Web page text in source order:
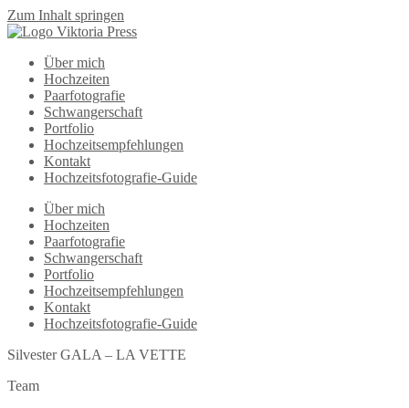
Zum Inhalt springen
Über mich
Hochzeiten
Paarfotografie
Schwangerschaft
Portfolio
Hochzeitsempfehlungen
Kontakt
Hochzeitsfotografie-Guide
Über mich
Hochzeiten
Paarfotografie
Schwangerschaft
Portfolio
Hochzeitsempfehlungen
Kontakt
Hochzeitsfotografie-Guide
Silvester GALA – LA VETTE
Team